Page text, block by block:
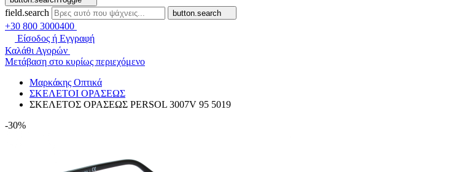
field.search button.search
+30 800 3000400
Είσοδος ή Εγγραφή
Καλάθι Αγορών
Μετάβαση στο κυρίως περιεχόμενο
Μαρκάκης Οπτικά
ΣΚΕΛΕΤΟΙ ΟΡΑΣΕΩΣ
ΣΚΕΛΕΤΟΣ ΟΡΑΣΕΩΣ PERSOL 3007V 95 5019
-30%